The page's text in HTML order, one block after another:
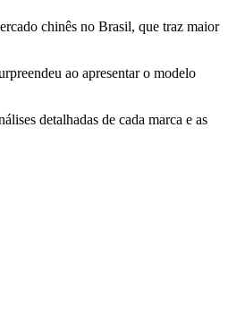
chinês no Brasil, que traz maior
ao apresentar o modelo
detalhadas de cada marca e as